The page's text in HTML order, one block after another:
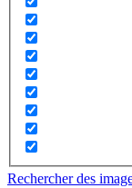
Rechercher des